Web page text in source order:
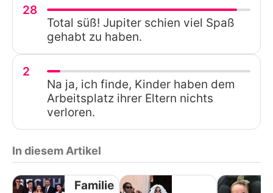
28
Total süß! Jupiter schien viel Spaß
gehabt zu haben.
2
Na ja, ich finde, Kinder haben dem
Arbeitsplatz ihrer Eltern nichts
verloren.
In diesem Artikel
Familie